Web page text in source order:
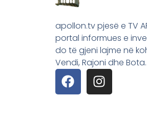
apollon.tv pjesë e TV
portal informues e
do të gjeni lajme në
Vendi, Rajoni dhe Bota.